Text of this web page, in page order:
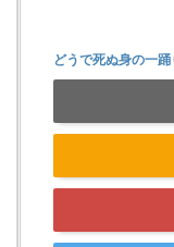
どうで死ぬ身の一